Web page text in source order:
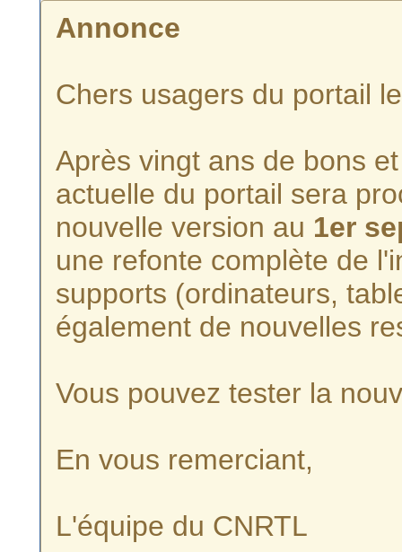
Annonce
Chers usagers du portail
Après vingt ans de bons
actuelle du portail sera
nouvelle version au 1er
une refonte complète de
supports (ordinateurs,
également de nouvelles
Vous pouvez tester la
En vous remerciant,
L'équipe du CNRTL